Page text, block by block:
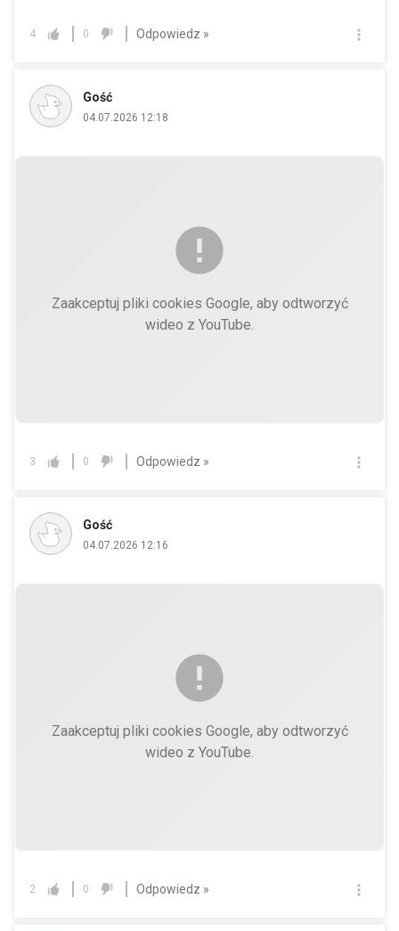
4 0 Odpowiedz »
Gość
04.07.2026 12:18
Zaakceptuj pliki cookies Google, aby odtworzyć
wideo z YouTube.
3 0 Odpowiedz »
Gość
04.07.2026 12:16
Zaakceptuj pliki cookies Google, aby odtworzyć
wideo z YouTube.
2 0 Odpowiedz »